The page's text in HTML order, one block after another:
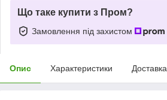
Що таке купити з Пром?
Замовлення під захистом
Опис Характеристики Доставка